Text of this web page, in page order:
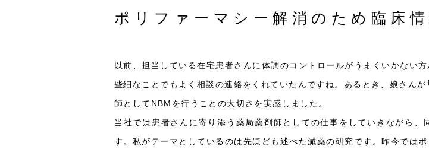
ポリファーマシー解消のため臨床
以前、担当している在宅患者さんに体調のコントロールがうまくいかない
些細なことでもよく相談の連絡をくれていたんですね。あるとき、娘さん
師としてNBMを行うことの大切さを実感しました。
当社では患者さんに寄り添う薬局薬剤師としての仕事をしていきながら
す。私がテーマとしているのは先ほども述べた減薬の研究です。昨今では